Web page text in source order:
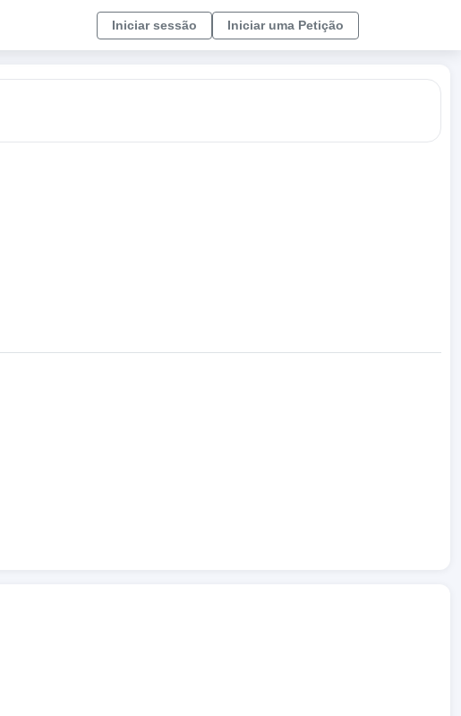
Iniciar sessão Iniciar uma Petição